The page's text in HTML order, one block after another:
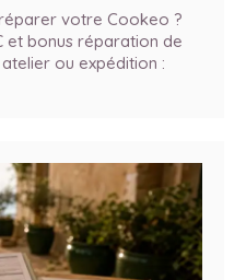
votre Cookeo ?
et bonus réparation de
ou expédition :